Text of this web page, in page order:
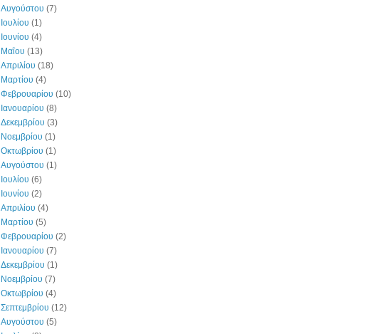
Αυγούστου (7)
Ιουλίου (1)
Ιουνίου (4)
Μαΐου (13)
Απριλίου (18)
Μαρτίου (4)
Φεβρουαρίου (10)
Ιανουαρίου (8)
Δεκεμβρίου (3)
Νοεμβρίου (1)
Οκτωβρίου (1)
Αυγούστου (1)
Ιουλίου (6)
Ιουνίου (2)
Απριλίου (4)
Μαρτίου (5)
Φεβρουαρίου (2)
Ιανουαρίου (7)
Δεκεμβρίου (1)
Νοεμβρίου (7)
Οκτωβρίου (4)
Σεπτεμβρίου (12)
Αυγούστου (5)